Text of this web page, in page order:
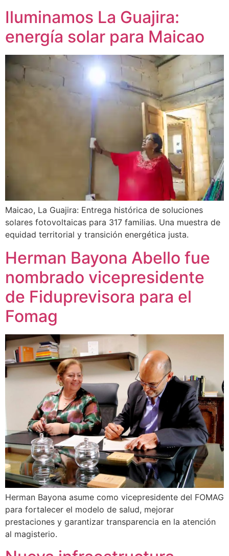
Iluminamos La Guajira:
energía solar para Maicao
Maicao, La Guajira: Entrega histórica de soluciones
solares fotovoltaicas para 317 familias. Una muestra de
equidad territorial y transición energética justa.
Herman Bayona Abello fue
nombrado vicepresidente
de Fiduprevisora para el
Fomag
Herman Bayona asume como vicepresidente del FOMAG
para fortalecer el modelo de salud, mejorar
prestaciones y garantizar transparencia en la atención
al magisterio.